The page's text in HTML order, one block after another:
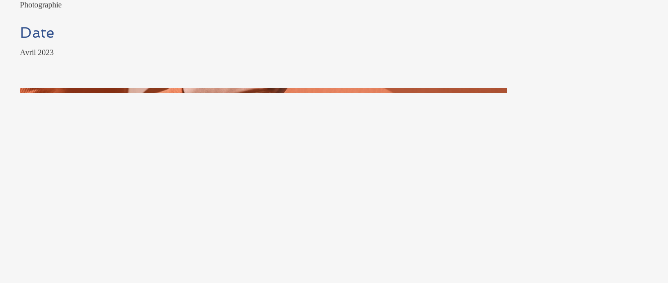
Photographie
Date
Avril 2023